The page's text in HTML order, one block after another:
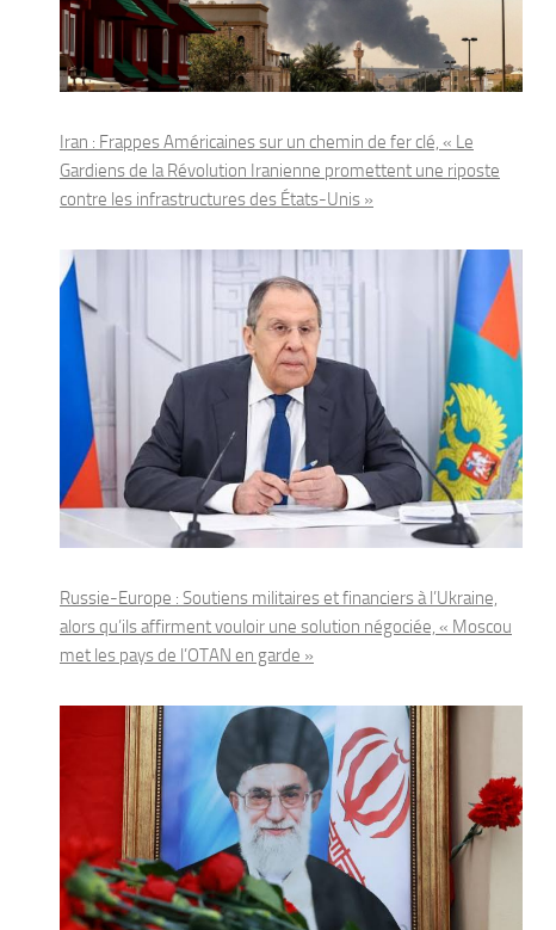
Iran : Frappes Américaines sur un chemin de fer clé, « Le
Gardiens de la Révolution Iranienne promettent une riposte
contre les infrastructures des États-Unis »
Russie-Europe : Soutiens militaires et financiers à l’Ukraine,
alors qu’ils affirment vouloir une solution négociée, « Moscou
met les pays de l’OTAN en garde »